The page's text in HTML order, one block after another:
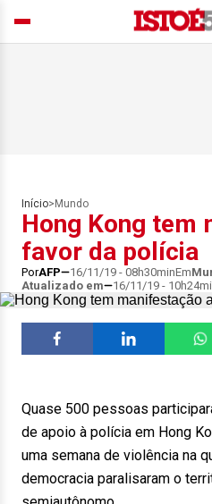
Início> Mundo
Hong Kong tem
favor da polícia
PorAFP 16/11/19 - 08h30minEm
Atualizado em
16/11/19 -
Quase 500 pessoas
de apoio à polícia em Hong
uma semana de violência na
democracia paralisaram o